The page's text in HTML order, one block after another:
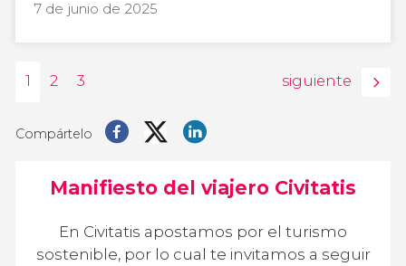
7 de junio de 2025
1 2 3 siguiente
Compártelo
Manifiesto del viajero Civitatis
En Civitatis apostamos por el turismo
sostenible, por lo cual te invitamos a seguir